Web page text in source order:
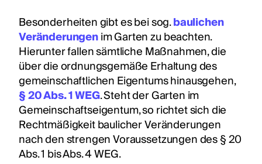
Besonderheiten gibt es bei sog.baulichen
Veränderungenim Garten zu beachten.
Hierunter fallen sämtliche Maßnahmen, die
über die ordnungsgemäße Erhaltung des
gemeinschaftlichen Eigentums hinausgehen,
§ 20 Abs. 1 WEG. Steht der Garten im
Gemeinschaftseigentum, so richtet sich die
Rechtmäßigkeit baulicher Veränderungen
nach den strengen Voraussetzungen des § 20
Abs. 1 bis Abs. 4 WEG.